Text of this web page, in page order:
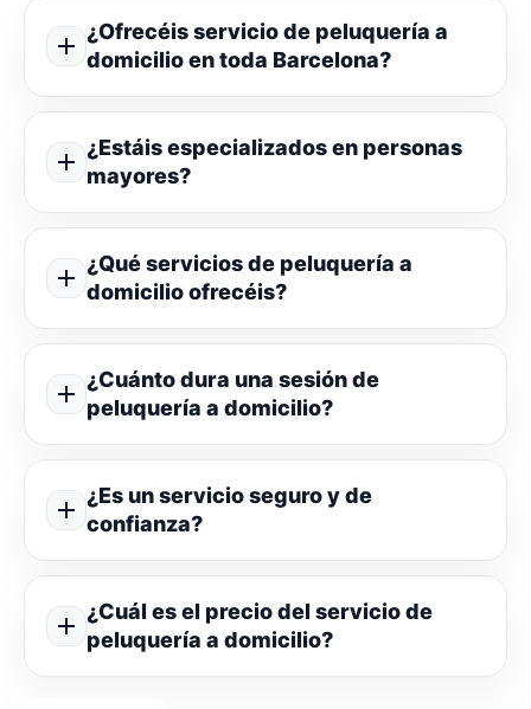
¿Ofrecéis servicio de peluquería a
domicilio en toda Barcelona?
¿Estáis especializados en personas
mayores?
¿Qué servicios de peluquería a
domicilio ofrecéis?
¿Cuánto dura una sesión de
peluquería a domicilio?
¿Es un servicio seguro y de
confianza?
¿Cuál es el precio del servicio de
peluquería a domicilio?